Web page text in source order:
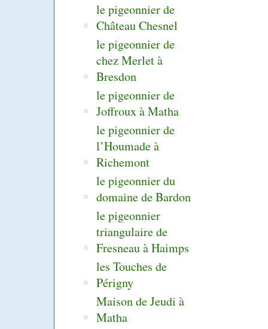
le pigeonnier de
Château Chesnel
le pigeonnier de
chez Merlet à
Bresdon
le pigeonnier de
Joffroux à Matha
le pigeonnier de
l’Houmade à
Richemont
le pigeonnier du
domaine de Bardon
le pigeonnier
triangulaire de
Fresneau à Haimps
les Touches de
Périgny
Maison de Jeudi à
Matha